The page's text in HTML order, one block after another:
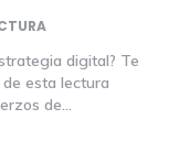
digital? Te
esta lectura
de…